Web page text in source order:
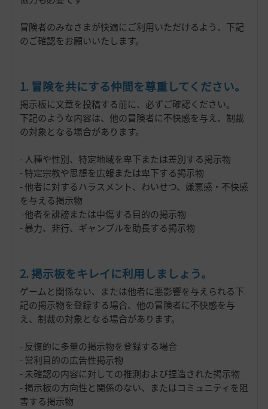
冒険者のみなさまが快適にご利用いただけるよう、下記
のご確認をお願いいたします。
1. 冒険を共にする仲間を尊重してください。
掲示板に文章を投稿する前に、必ずご確認ください。
下記のような内容は、他の冒険者に不快感を与え、制裁
の対象となる場合があります。
- 人種や性別、特定地域を卑下または差別する掲示物
- 特定宗教や思想を広報または卑下する掲示物
- 他者に対するハラスメント、わいせつ、嫌悪感・不快感
を与える掲示物
-他者を誹謗または中傷する目的の掲示物
- 暴力、非行、ギャンブルを助長する掲示物
2. 掲示板をキレイに利用しましょう。
ゲームと関係ない、または他者に悪影響を与えられる下
記の掲示物を登録する場合、他の冒険者に不快感を与
え、制裁の対象となる場合があります。
- 反復的に多量の掲示物を登録する場合
- 営利目的の広告性掲示物
- 未確認の内容に対しての推測および捏造された掲示物
- 掲示板の方向性と関係のない、またはコミュニティを阻
害する掲示物